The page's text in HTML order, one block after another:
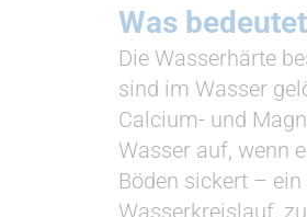
Was
Die Wasserhärte
sind im Wasser
Calcium- und
Wasser auf, wenn
Böden sickert –
Wasserkreislauf,